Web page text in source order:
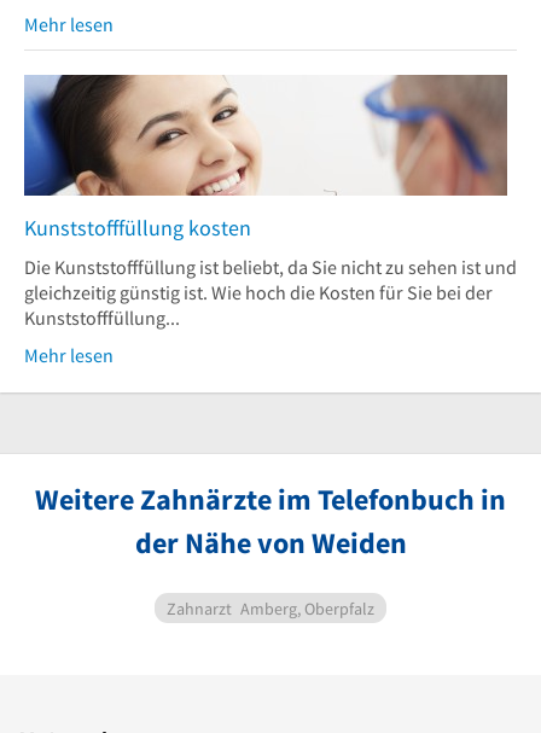
Mehr lesen
Kunststofffüllung kosten
Die Kunststofffüllung ist beliebt, da Sie nicht zu sehen ist und
gleichzeitig günstig ist. Wie hoch die Kosten für Sie bei der
Kunststofffüllung...
Mehr lesen
Weitere Zahnärzte im Telefonbuch in
der Nähe von Weiden
Zahnarzt Amberg, Oberpfalz